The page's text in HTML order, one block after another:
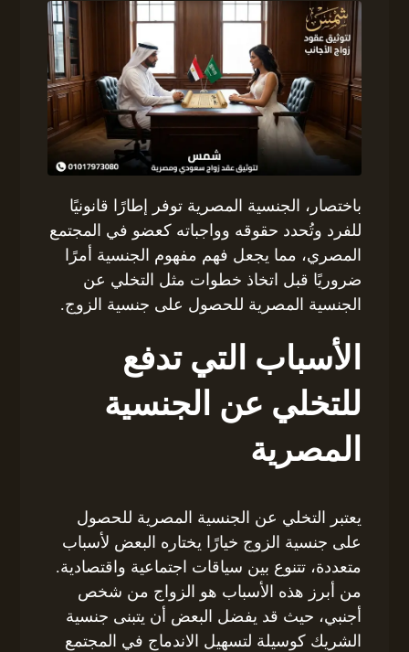
باختصار، الجنسية المصرية توفر إطارًا قانونيًا
للفرد وتُحدد حقوقه وواجباته كعضو في المجتمع
المصري، مما يجعل فهم مفهوم الجنسية أمرًا
ضروريًا قبل اتخاذ خطوات مثل التخلي عن
الجنسية المصرية للحصول على جنسية الزوج.
الأسباب التي تدفع
للتخلي عن الجنسية
المصرية
يعتبر التخلي عن الجنسية المصرية للحصول
على جنسية الزوج خيارًا يختاره البعض لأسباب
متعددة، تتنوع بين سياقات اجتماعية واقتصادية.
من أبرز هذه الأسباب هو الزواج من شخص
أجنبي، حيث قد يفضل البعض أن يتبنى جنسية
الشريك كوسيلة لتسهيل الاندماج في المجتمع